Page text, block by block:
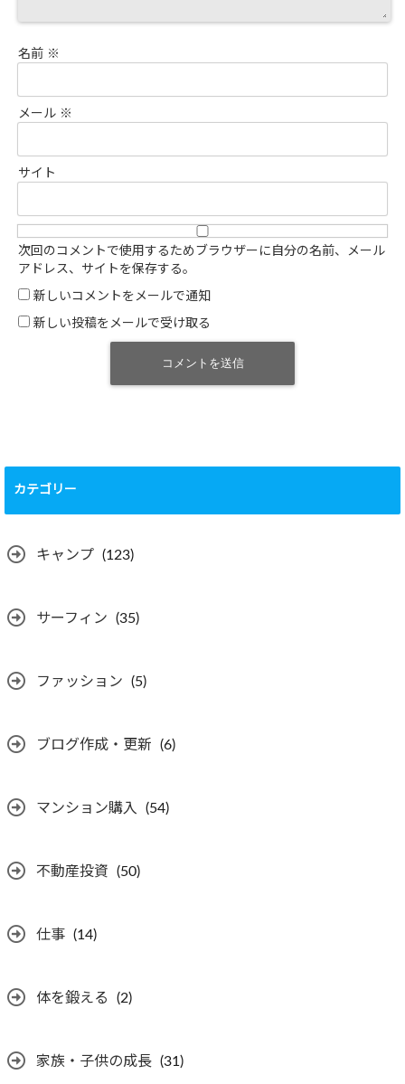
名前 ※
メール ※
サイト
次回のコメントで使用するためブラウザーに自分の名前、メール
アドレス、サイトを保存する。
新しいコメントをメールで通知
新しい投稿をメールで受け取る
カテゴリー
キャンプ (123)
サーフィン (35)
ファッション (5)
ブログ作成・更新 (6)
マンション購入 (54)
不動産投資 (50)
仕事 (14)
体を鍛える (2)
家族・子供の成長 (31)